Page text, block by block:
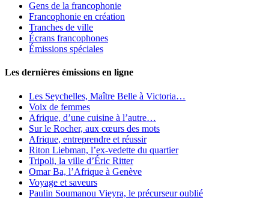
Gens de la francophonie
Francophonie en création
Tranches de ville
Écrans francophones
Émissions spéciales
Les dernières émissions en ligne
Les Seychelles, Maître Belle à Victoria…
Voix de femmes
Afrique, d’une cuisine à l’autre…
Sur le Rocher, aux cœurs des mots
Afrique, entreprendre et réussir
Riton Liebman, l’ex-vedette du quartier
Tripoli, la ville d’Éric Ritter
Omar Ba, l’Afrique à Genève
Voyage et saveurs
Paulin Soumanou Vieyra, le précurseur oublié